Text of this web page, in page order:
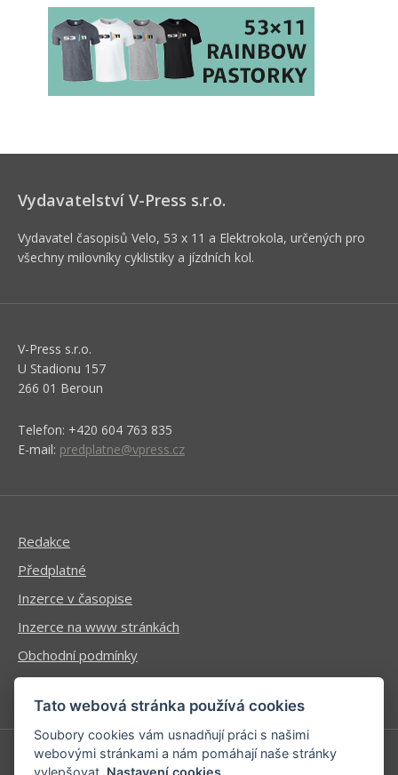
Vydavatelství V-Press s.r.o.
Vydavatel časopisů Velo, 53 x 11 a Elektrokola, určených pro
všechny milovníky cyklistiky a jízdních kol.
V-Press s.r.o.
U Stadionu 157
266 01 Beroun
Telefon: +420 604 763 835
E-mail: predplatne@vpress.cz
Redakce
Předplatné
Inzerce v časopise
Inzerce na www stránkách
Obchodní podmínky
Ochrana osobních údajů
Tato webová stránka používá cookies
Soubory cookies vám usnadňují práci s našimi
webovými stránkami a nám pomáhají naše stránky
vylepšovat. Nastavení cookies